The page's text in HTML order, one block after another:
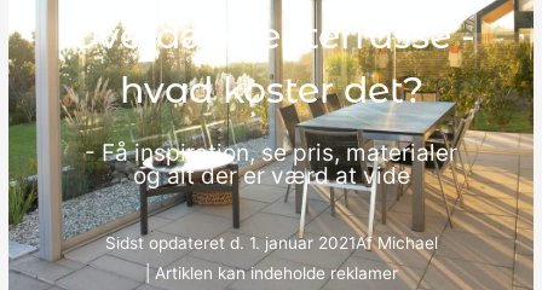
Overdækket terrasse -
hvad koster det?
- Få inspiration, se pris, materialer
og alt der er værd at vide
Sidst opdateret d. 1. januar 2021AfMichael
| Artiklen kan indeholde reklamer